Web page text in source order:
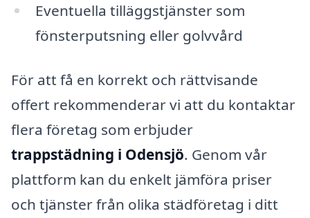
Eventuella tilläggstjänster som
fönsterputsning eller golvvård
För att få en korrekt och rättvisande
offert rekommenderar vi att du kontaktar
flera företag som erbjuder
trappstädning i Odensjö. Genom vår
plattform kan du enkelt jämföra priser
och tjänster från olika städföretag i ditt